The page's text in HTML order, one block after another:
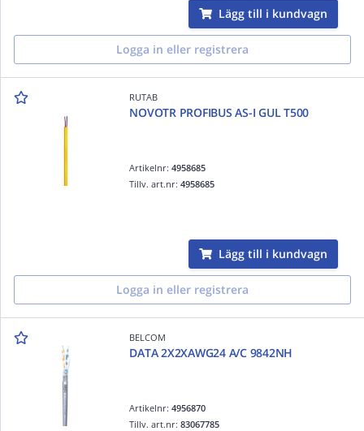
Lägg till i kundvagn
Logga in eller registrera
RUTAB
NOVOTR PROFIBUS AS-I GUL T500
Artikelnr:4958685
Tillv. art.nr:4958685
Lägg till i kundvagn
Logga in eller registrera
BELCOM
DATA 2X2XAWG24 A/C 9842NH
Artikelnr:4956870
Tillv. art.nr:83067785